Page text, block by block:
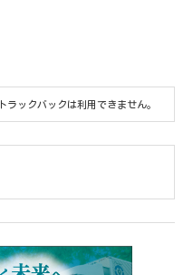
トラックバックは利用できません。